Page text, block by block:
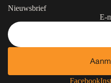
Nieuwsbrief
E-
Facebook
Privacybeleid